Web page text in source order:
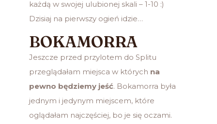
każdą w swojej ulubionej skali – 1-10 :)
Dzisiaj na pierwszy ogień idzie…
BOKAMORRA
Jeszcze przed przylotem do Splitu
przeglądałam miejsca w których na
pewno będziemy jeść. Bokamorra była
jednym i jedynym miejscem, które
oglądałam najczęściej, bo je się oczami.